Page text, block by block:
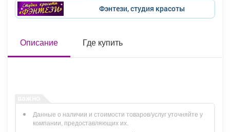
Товары Поздравления Погода
Фэнтези, студия красоты
Описание Где купить
Данные о наличии и стоимости товаров/услуг уточняйте у
компании, предоставляющих их.